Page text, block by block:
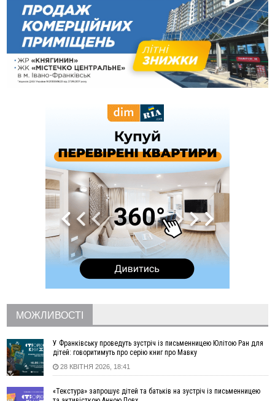
12:14
У Калуші на озері в міському парку масово загинули
качки та риба
11:18
Майстра лісу з Верховинщини оштрафували на 600 тисяч за
переправлення чоловіків до Румунії
10:49
На Прикарпатті через негоду сталися аварійні вимкнення
світла
За змову на тендері для Долинської лікарні двох
Яремчанський суд виніс вирок чоловіку, який у Буковелі
вкрав із супермаркету пляшку віскі за 8,5 тисяч
В урочищі біля Галича археологи відкопали давньоруську
вагову гирку XII–XIII століть
У Франківську медики провели серію складних операцій
на аорті
07 Серпня
ФОТО
У Богородчанах на "зебрі" водій Audi наїхав на
хлопчика з велосипедом
Загальна площа всіх книгарень України - трохи більше ніж 6
футбольних полів
На "зебрі" у Франківську два мотоциклісти збили жінку
рекордсмен за зростанням цін на житло
16:48
ВІДЕО Де безпечно купатися на Прикарпатті?
організацію «КОД 7'Я», аби підтримувати військових та їхні
сім'ї
15:57
У Коломиї на одній з вулиць встановлять комплекс
автоматичної фіксації швидкості
МОЖЛИВОСТІ
У Франківську проведуть зустріч із письменницею Юлітою Ран для
дітей: говоритимуть про серію книг про Мавку
28 КВІТНЯ 2026, 18:41
«Текстура» запрошує дітей та батьків на зустріч із письменницею